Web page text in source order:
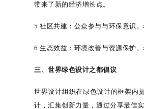
带来了新的经济增长点。
5.社区共建：公众参与与环保意识。
6.生态效益：环境改善与资源保护。
三、世界绿色设计之都倡议
世界设计组织在绿色设计的框架内
计，汇集创新力量，通过分享最佳